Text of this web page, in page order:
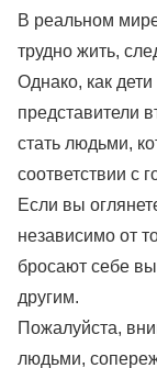
В реальном
трудно жить,
Однако, как
представители
стать людьми,
соответствии с
Если вы
независимо от
бросают себе
другим.
Пожалуйста,
людьми,